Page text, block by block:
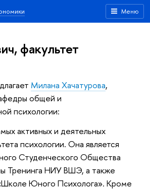
Меню
факультет
Милана Хачатурова,
общей и
психологии:
активных и деятельных
психологии. Она является
Студенческого Общества
Тренинга НИУ ВШЭ, а также
Юного Психолога». Кроме